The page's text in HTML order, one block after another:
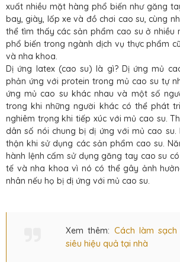
xuất nhiều mặt hàng phổ biến như găng
bay, giày, lốp xe và đồ chơi cao su, cùng
thể tìm thấy các sản phẩm cao su ở nhiều
phổ biến trong ngành dịch vụ thực phẩm
và nha khoa.
Dị ứng latex (cao su) là gì? Dị ứng mủ
phản ứng với protein trong mủ cao su tự
ứng mủ cao su khác nhau và một số
trong khi những người khác có thể phát
nghiêm trọng khi tiếp xúc với mủ cao su.
dân số nói chung bị dị ứng với mủ cao su.
thận khi sử dụng các sản phẩm cao su.
hành lệnh cấm sử dụng găng tay cao su
tế và nha khoa vì nó có thể gây ảnh
nhân nếu họ bị dị ứng với mủ cao su.
Xem thêm: Cách làm
siêu hiệu quả tại nhà